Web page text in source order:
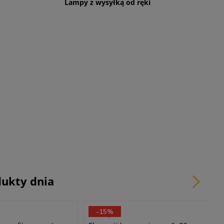
Lampy z wysyłką od ręki
Domeno Lighting
dnia
Emibig
-15%